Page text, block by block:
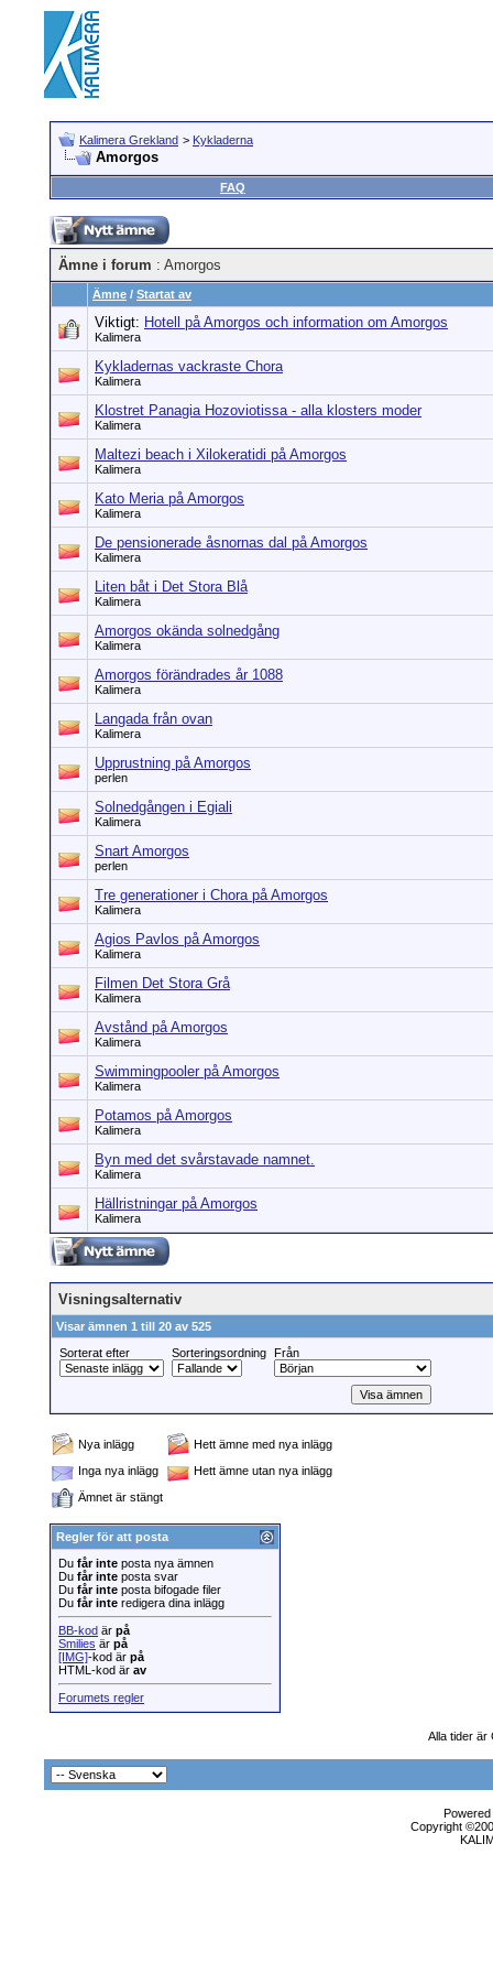
Kalimera Grekland > Kykladerna
Amorgos
FAQ
Ämne i forum : Amorgos
Ämne / Startat av
Viktigt: Hotell på Amorgos och information om Amorgos
Kalimera
Kykladernas vackraste Chora
Kalimera
Klostret Panagia Hozoviotissa - alla klosters moder
Kalimera
Maltezi beach i Xilokeratidi på Amorgos
Kalimera
Kato Meria på Amorgos
Kalimera
De pensionerade åsnornas dal på Amorgos
Kalimera
Liten båt i Det Stora Blå
Kalimera
Amorgos okända solnedgång
Kalimera
Amorgos förändrades år 1088
Kalimera
Langada från ovan
Kalimera
Upprustning på Amorgos
perlen
Solnedgången i Egiali
Kalimera
Snart Amorgos
perlen
Tre generationer i Chora på Amorgos
Kalimera
Agios Pavlos på Amorgos
Kalimera
Filmen Det Stora Grå
Kalimera
Avstånd på Amorgos
Kalimera
Swimmingpooler på Amorgos
Kalimera
Potamos på Amorgos
Kalimera
Byn med det svårstavade namnet.
Kalimera
Hällristningar på Amorgos
Kalimera
Visningsalternativ
Visar ämnen 1 till 20 av 525
Sorterat efter
Sorteringsordning Från
Nya inlägg
Hett ämne med nya inlägg
Inga nya inlägg
Hett ämne utan nya inlägg
Ämnet är stängt
Regler för att posta
Du får inte posta nya ämnen
Du får inte posta svar
Du får inte posta bifogade filer
Du får inte redigera dina inlägg
BB-kod är på
Smilies är på
[IMG]-kod är på
HTML-kod är av
Forumets regler
Alla tider är
Copyright